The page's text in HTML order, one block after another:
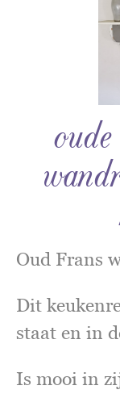
Oud Frans
Dit
staat en in
Is mooi in